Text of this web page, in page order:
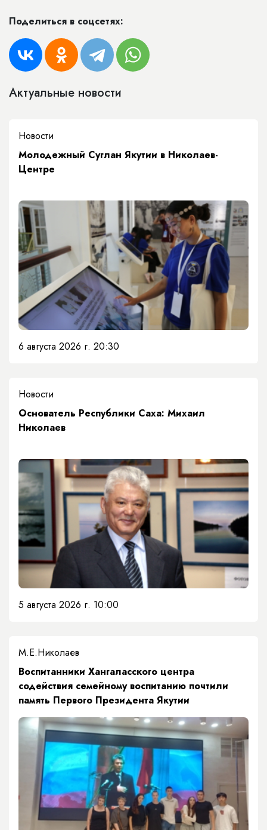
Поделиться в соцсетях:
Актуальные новости
Новости
Молодежный Суглан Якутии в Николаев-
Центре
6 августа 2026 г. 20:30
Новости
Основатель Республики Саха: Михаил
Николаев
5 августа 2026 г. 10:00
М.Е.Николаев
​Воспитанники Хангаласского центра
содействия семейному воспитанию почтили
память Первого Президента Якутии